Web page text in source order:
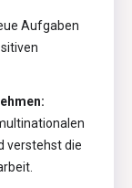
Aufgaben
verstehst die